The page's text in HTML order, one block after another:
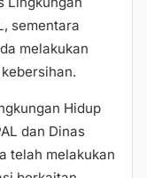
sementara
melakukan
Hidup
dan Dinas
telah melakukan